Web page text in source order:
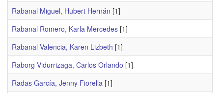
Rabanal Miguel, Hubert Hernán [1]
Rabanal Romero, Karla Mercedes [1]
Rabanal Valencia, Karen Lizbeth [1]
Raborg Vidurrizaga, Carlos Orlando [1]
Radas García, Jenny Fiorella [1]